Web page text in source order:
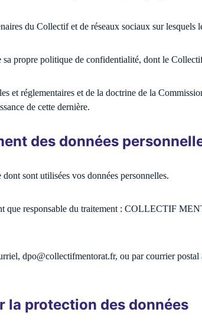
du Collectif et de réseaux sociaux sur lesquels
propre politique de confidentialité, dont le
et réglementaires et de la doctrine de la
de cette dernière.
des données
sont utilisées vos données personnelles.
que responsable du traitement : COLLECTIF
dpo@collectifmentorat.fr, ou par courrier
la protection des données